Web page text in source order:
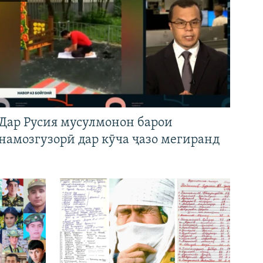
Русия мусулмонон барои
дар кӯча ҷазо мегиранд